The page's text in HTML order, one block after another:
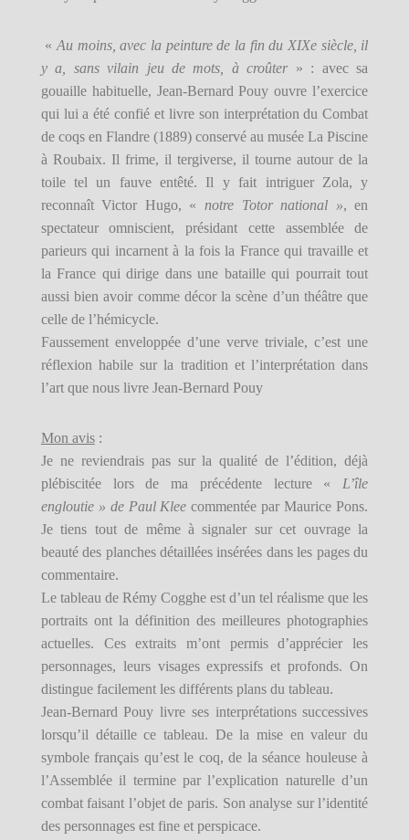
«Au moins, avec la peinture de la fin du XIXe siècle, il
y a, sans vilain jeu de mots, à croûter » : avec sa
gouaille habituelle, Jean-Bernard Pouy ouvre l’exercice
qui lui a été confié et livre son interprétation du Combat
de coqs en Flandre (1889) conservé au musée La Piscine
à Roubaix. Il frime, il tergiverse, il tourne autour de la
toile tel un fauve entêté. Il y fait intriguer Zola, y
reconnaît Victor Hugo, « notre Totor national », en
spectateur omniscient, présidant cette assemblée de
parieurs qui incarnent à la fois la France qui travaille et
la France qui dirige dans une bataille qui pourrait tout
aussi bien avoir comme décor la scène d’un théâtre que
celle de l’hémicycle.
Faussement enveloppée d’une verve triviale, c’est une
réflexion habile sur la tradition et l’interprétation dans
l’art que nous livre Jean-Bernard Pouy
Mon avis:
Je ne reviendrais pas sur la qualité de l’édition, déjà
plébiscitée lors de ma précédente lecture « L’île
engloutie » de Paul Klee commentée par Maurice Pons.
Je tiens tout de même à signaler sur cet ouvrage la
beauté des planches détaillées insérées dans les pages du
commentaire.
Le tableau de Rémy Cogghe est d’un tel réalisme que les
portraits ont la définition des meilleures photographies
actuelles. Ces extraits m’ont permis d’apprécier les
personnages, leurs visages expressifs et profonds. On
distingue facilement les différents plans du tableau.
Jean-Bernard Pouy livre ses interprétations successives
lorsqu’il détaille ce tableau. De la mise en valeur du
symbole français qu’est le coq, de la séance houleuse à
l’Assemblée il termine par l’explication naturelle d’un
combat faisant l’objet de paris. Son analyse sur l’identité
des personnages est fine et perspicace.